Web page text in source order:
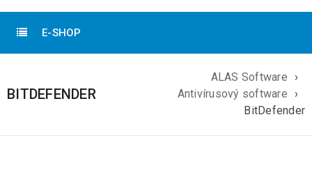
E-SHOP
BITDEFENDER
ALAS Software
›
Antivírusový software
›
BitDefender